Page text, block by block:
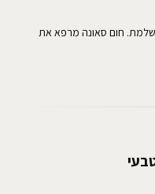
חום סאונה מרפא את